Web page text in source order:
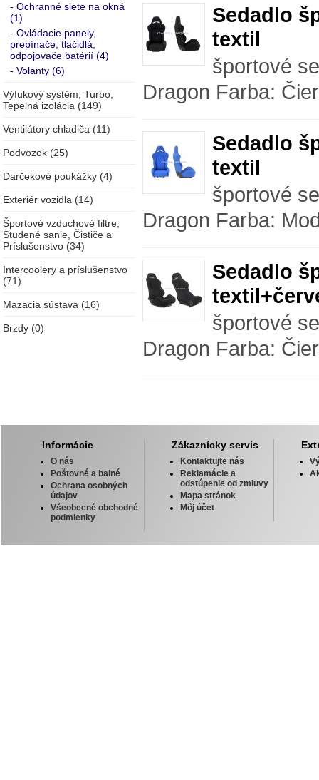
- Ochranné siete na okná
(1)
- Ovládacie panely,
prepínače, tlačidlá,
odpojovače batérií (4)
- Volanty (6)
Výfukový systém, Turbo,
Tepelná izolácia (149)
Ventilátory chladiča (11)
Podvozok (25)
Darčekové poukážky (4)
Exteriér vozidla (14)
Športové vzduchové filtre,
Studené sanie, Čističe a
Príslušenstvo (34)
Intercoolery a príslušenstvo
(71)
Mazacia sústava (16)
Brzdy (0)
Sedadlo
textil
športové
Dragon Farba:
Sedadlo
textil
športové
Dragon Farba:
Sedadlo
športové
Dragon Farba:
Informácie
O nás
Poštovné a balné
Ochrana osobných
údajov
Všeobecné obchodné
podmienky
Zákaznícky servis
Kontaktujte nás
Reklamácie a
odstúpenie od zmluvy
Mapa stránok
Môj účet